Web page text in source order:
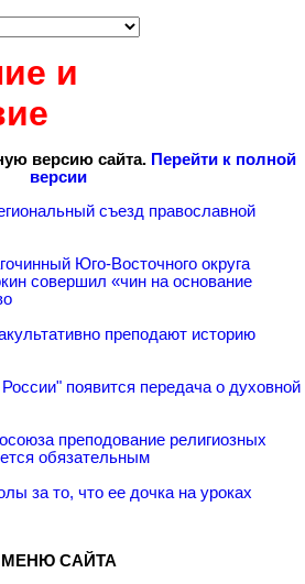
и
версию сайта. Перейти к полной
версии
съезд православной
Юго-Восточного округа
совершил «чин на основание
преподают историю
появится передача о духовной
преподование религиозных
обязательным
за то, что ее дочка на уроках
МЕНЮ САЙТА